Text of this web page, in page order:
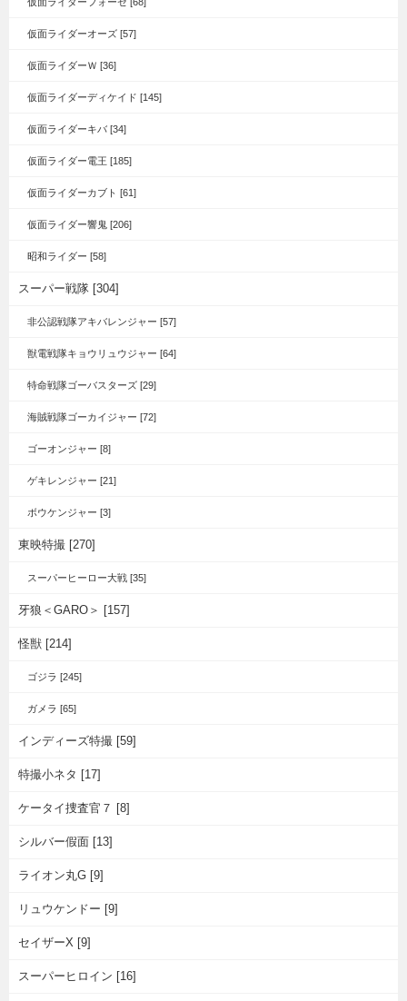
仮面ライダーオーズ [57]
仮面ライダーＷ [36]
仮面ライダーディケイド [145]
仮面ライダーキバ [34]
仮面ライダー電王 [185]
仮面ライダーカブト [61]
仮面ライダー響鬼 [206]
昭和ライダー [58]
スーパー戦隊 [304]
非公認戦隊アキバレンジャー [57]
獣電戦隊キョウリュウジャー [64]
特命戦隊ゴーバスターズ [29]
海賊戦隊ゴーカイジャー [72]
ゴーオンジャー [8]
ゲキレンジャー [21]
ボウケンジャー [3]
東映特撮 [270]
スーパーヒーロー大戦 [35]
牙狼＜GARO＞ [157]
怪獣 [214]
ゴジラ [245]
ガメラ [65]
インディーズ特撮 [59]
特撮小ネタ [17]
ケータイ捜査官７ [8]
シルバー假面 [13]
ライオン丸G [9]
リュウケンドー [9]
セイザーX [9]
スーパーヒロイン [16]